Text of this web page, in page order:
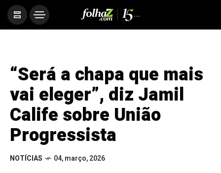
“Será a chapa que mais
vai eleger”, diz Jamil
Calife sobre União
Progressista
NOTÍCIAS 04, março, 2026